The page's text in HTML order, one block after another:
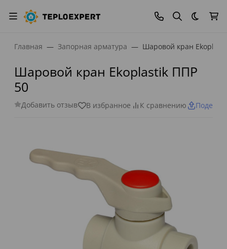
Темная
Главная Запорная арматура Шаровой кран
Шаровой кран Ekoplastik ППР
50
Добавить отзыв В избранное К сравнению